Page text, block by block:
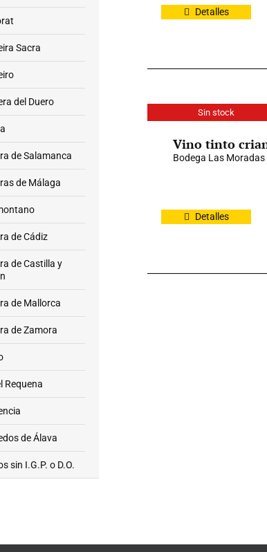
Detalles
Sin stock
Vino tinto
Bodega Las
Detalles
Sacra
del Duero
de Salamanca
de Málaga
de Cádiz
de Castilla y
de Mallorca
de Zamora
Requena
de Álava
sin I.G.P. o D.O.